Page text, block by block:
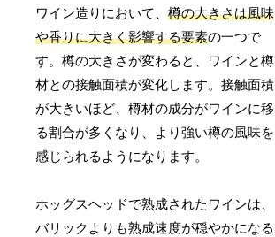
ワイン造りにおいて、樽の大きさは風味
や香りに大きく影響する要素の一つで
す。樽の大きさが変わると、ワインと樽
材との接触面積が変化します。接触面積
が大きいほど、樽材の成分がワインに移
る割合が多くなり、より強い樽の風味を
感じられるようになります。
ホッグスヘッドで熟成されたワインは、
バリックよりも熟成速度が穏やかになる